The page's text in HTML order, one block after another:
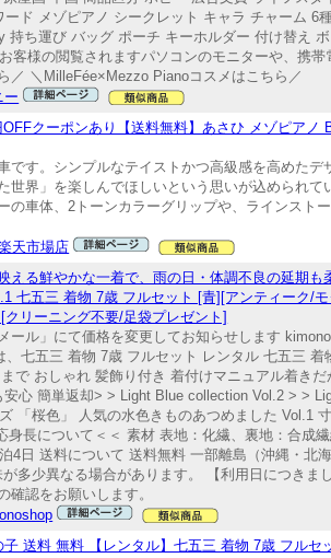
ド メゾピアノ シークレット キャラ チャーム 6
ち運び バッグ ポーチ キーホルダー 付け替え
様の閲覧されますパソコンのモニターや、携帯
／ ＼MilleFée×Mezzo Pianoコスメはこちら／
ー
クーポンあり【送料無料】あさひ メゾピアノ
す。シンプルなテイストかつ高級感を高めた
界」を楽しんでほしいという思いが込められ
車体、2トーンカラーグリップや、ラインスト
天市場店
える鮮やかな一着で、雨の日・体調不良の延期
七五三 着物 7歳 フルセット [青][アンティーク/
リーニング不要/足袋プレゼント]
ル」にて価格を変更してお知らせします
七五三 着物 7歳 フルセット レンタル 七五三
で おしゃれ 髪飾り付き 着付けマニュアル着き
心 簡単返却> > Light Blue collection Vol.2 > >
「桜色」 人気の水色きものあつめました Vol.1
長について＜＜ 素材 表地：化繊、裏地：合成
日 送料について 送料無料 一部離島（沖縄・北
多少異なる場合があります。 【利用日につきま
認をお願いします。
送料 無料 【レンタル】七五三 着物 7歳 フル